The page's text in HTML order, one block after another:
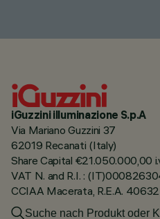
iGuzzini illuminazione S.p.A
Via Mariano Guzzini 37
62019 Recanati (Italy)
Share Capital €21.050.000,00
VAT N. and R.I. :
CCIAA Macerata, R.E.A. 40632